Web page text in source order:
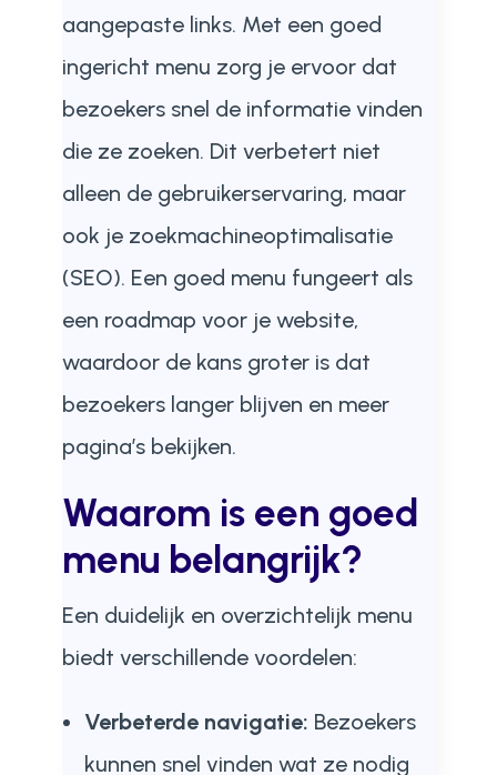
aangepaste links. Met een goed
ingericht menu zorg je ervoor dat
bezoekers snel de informatie vinden
die ze zoeken. Dit verbetert niet
alleen de gebruikerservaring, maar
ook je zoekmachineoptimalisatie
(SEO). Een goed menu fungeert als
een roadmap voor je website,
waardoor de kans groter is dat
bezoekers langer blijven en meer
pagina’s bekijken.
Waarom is een goed
menu belangrijk?
Een duidelijk en overzichtelijk menu
biedt verschillende voordelen:
Verbeterde navigatie: Bezoekers
kunnen snel vinden wat ze nodig